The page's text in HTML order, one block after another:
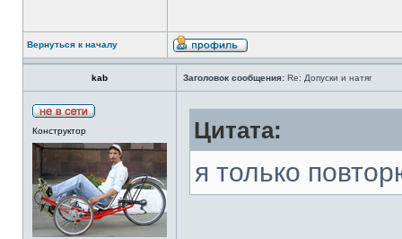
Вернуться к началу
kab Заголовок сообщения: Re: Допуски и натяг
Конструктор Цитата:
я только